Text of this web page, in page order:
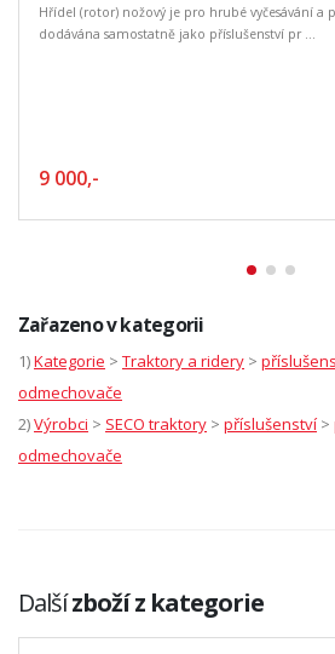
Hřídel (rotor) nožový je pro hrubé vyčesávání a
dodávána samostatně jako příslušenství pr ...
9 000,-
Zařazeno v kategorii
1)Kategorie > Traktory a ridery >
odmechovače
2)Výrobci > SECO traktory > příslušenství >
odmechovače
Dalšízboží z kategorie